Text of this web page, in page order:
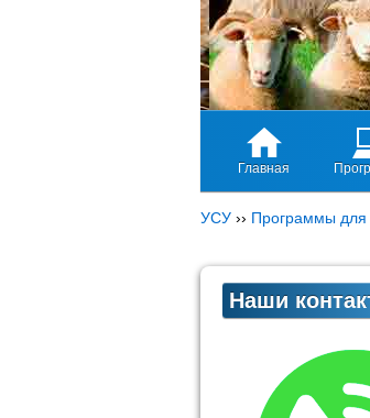
Главная
УСУ ›› Программы для
Наши